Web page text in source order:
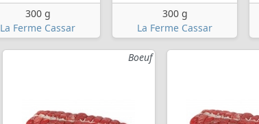
300 g
La Ferme Cassar
300 g
La Ferme Cassar
Boeuf